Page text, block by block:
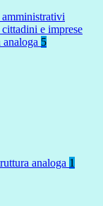
e imprese
5
analoga 1